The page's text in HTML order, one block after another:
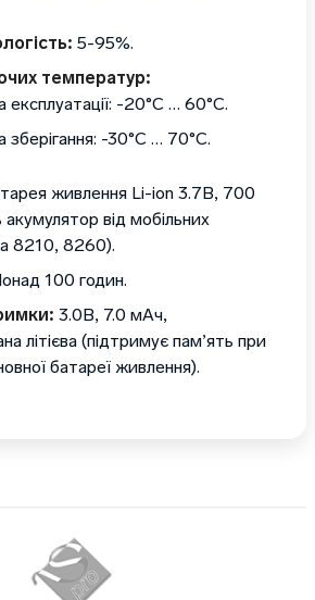
5-95%.
температур:
-20°C … 60°C.
-30°C … 70°C.
живлення Li-ion 3.7В, 700
від мобільних
8210, 8260).
100 годин.
3.0В, 7.0 мАч,
літієва (підтримує пам’ять при
батареї живлення).